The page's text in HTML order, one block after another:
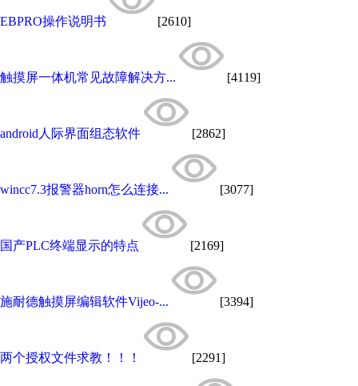
EBPRO操作说明书 [2610]
触摸屏一体机常见故障解决方... [4119]
android人际界面组态软件 [2862]
wincc7.3报警器horn怎么连接... [3077]
国产PLC终端显示的特点 [2169]
施耐德触摸屏编辑软件Vijeo-... [3394]
两个授权文件求教！！！ [2291]